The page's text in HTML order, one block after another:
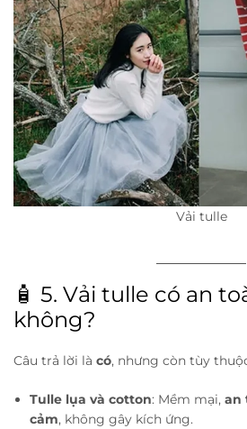
Vải tulle
🧴 5. Vải tulle có an
không?
Câu trả lời là có, nhưng còn tùy
Tulle lụa và cotton: Mềm mại,an
cảm, không gây kích ứng.